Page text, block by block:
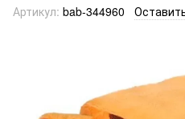
Артикул: bab-344960